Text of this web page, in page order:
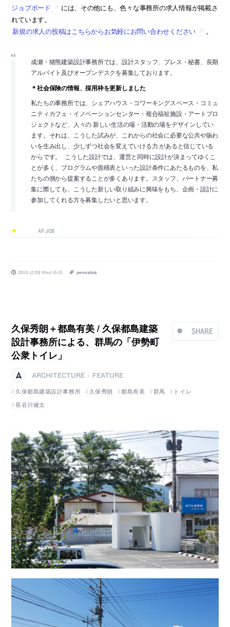
ジョブボード
には、その他にも、色々な事務所の求人情報が掲載さ
れています。
新規の求人の投稿はこちらからお気軽にお問い合わせください
。
成瀬・猪熊建築設計事務所では、設計スタッフ、プレス・秘書、長期
アルバイト及びオープンデスクを募集しております。
＊社会保険の情報、採用枠を更新しました
私たちの事務所では、シェアハウス・コワーキングスペース・コミュ
ニティカフェ・イノベーションセンター・複合福祉施設・アートプロ
ジェクトなど、人々の 新しい生活の場・活動の場をデザインしてい
ます。それは、こうした試みが、これからの社会に必要な公共や賑わ
いを生み出し、少しずつ社会を変えていける力 があると信じている
からです。 こうした設計では、運営と同時に設計が決まってゆくこ
とが多く、プログラムや面積表といった設計条件にあたるものを、私
たちの側から提案することが多くあります。スタッフ、パートナー募
集に際しても、こうした新しい取り組みに興味をもち、企画・設計に
参加してくれる方を募集したいと思います。
AP JOB
2015.12.09 Wed 16:15 permalink
SHARE
久保秀朗＋都島有美 / 久保都島建築
設計事務所による、群馬の「伊勢町
公衆トイレ」
ARCHITECTURE
FEATURE
久保都島建築設計事務所
久保秀朗 都島有美 群馬
トイレ
長谷川健太